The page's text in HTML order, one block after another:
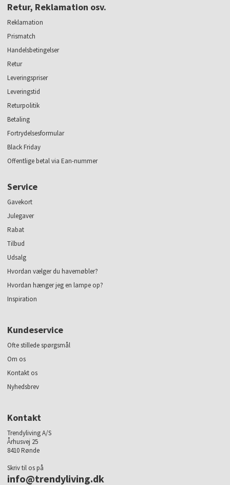
Retur, Reklamation osv.
Reklamation
Prismatch
Handelsbetingelser
Retur
Leveringspriser
Leveringstid
Returpolitik
Betaling
Fortrydelsesformular
Black Friday
Offentlige betal via Ean-nummer
Service
Gavekort
Julegaver
Rabat
Tilbud
Udsalg
Hvordan vælger du havemøbler?
Hvordan hænger jeg en lampe op?
Inspiration
Kundeservice
Ofte stillede spørgsmål
Om os
Kontakt os
Nyhedsbrev
Kontakt
Trendyliving A/S
Århusvej 25
8410 Rønde
Skriv til os på
info@trendyliving.dk